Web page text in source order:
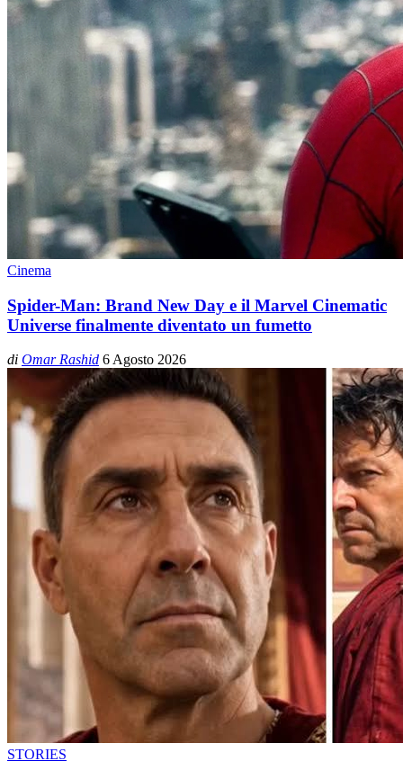
Cinema
Spider-Man: Brand New Day e il Marvel Cinematic
Universe finalmente diventato un fumetto
di Omar Rashid 6 Agosto 2026
STORIES